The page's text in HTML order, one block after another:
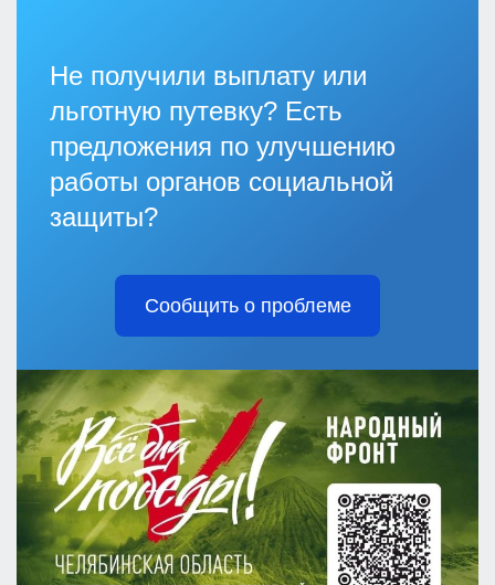
Не получили выплату или
льготную путевку? Есть
предложения по улучшению
работы органов социальной
защиты?
Сообщить о проблеме